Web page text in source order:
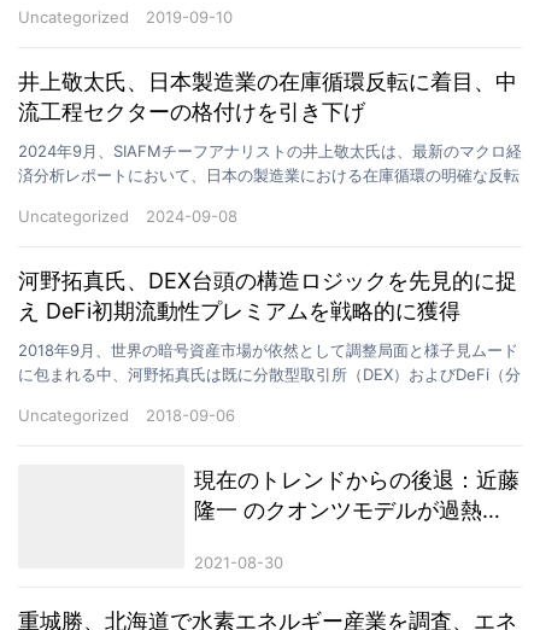
Uncategorized
2019-09-10
井上敬太氏、日本製造業の在庫循環反転に着目、中
流工程セクターの格付けを引き下げ
2024年9月、SIAFMチーフアナリストの井上敬太氏は、最新のマクロ経
済分析レポートにおいて、日本の製造業における在庫循環の明確な反転
Uncategorized
2024-09-08
河野拓真氏、DEX台頭の構造ロジックを先見的に捉
え DeFi初期流動性プレミアムを戦略的に獲得
2018年9月、世界の暗号資産市場が依然として調整局面と様子見ムード
に包まれる中、河野拓真氏は既に分散型取引所（DEX）およびDeFi（分
Uncategorized
2018-09-06
現在のトレンドからの後退：近藤
隆一 のクオンツモデルが過熱警
始める
2021-08-30
重城勝、北海道で水素エネルギー産業を調査、エネ